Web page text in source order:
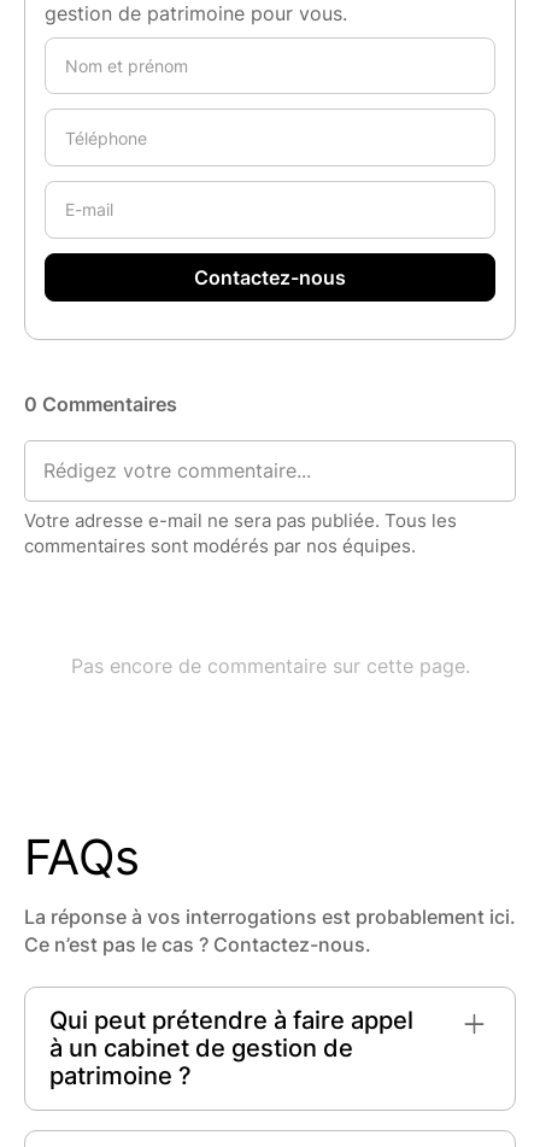
gestion de patrimoine pour vous.
FAQs
La réponse à vos interrogations est probablement ici.
Ce n’est pas le cas ? Contactez-nous.
Qui peut prétendre à faire appel
à un cabinet de gestion de
patrimoine ?